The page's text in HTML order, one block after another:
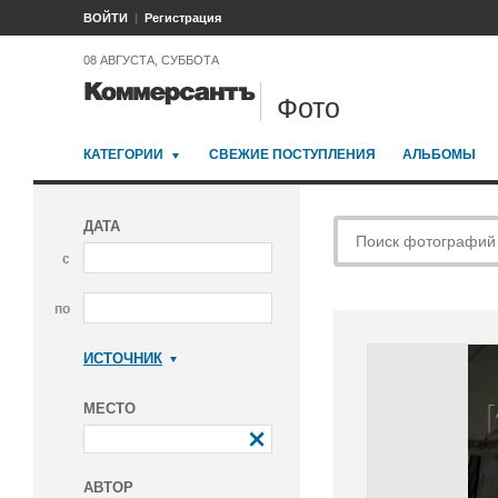
ВОЙТИ Регистрация
08 АВГУСТА, СУББОТА
Фото
КАТЕГОРИИ СВЕЖИЕ ПОСТУПЛЕНИЯ АЛЬБОМЫ
ДАТА
с
по
ИСТОЧНИК
МЕСТО
АВТОР